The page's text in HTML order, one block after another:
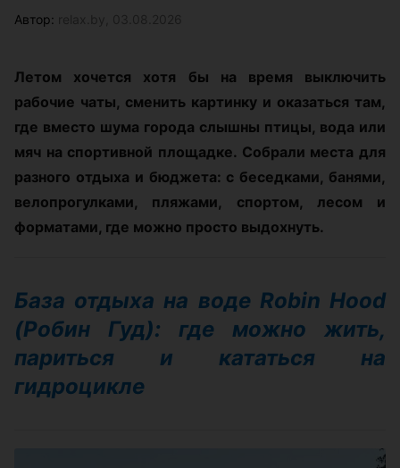
Автор:
Летом хочется хотя бы на время выключить
рабочие чаты, сменить картинку и оказаться там,
где вместо шума города слышны птицы, вода или
мяч на спортивной площадке. Собрали места для
разного отдыха и бюджета: с беседками, банями,
велопрогулками, пляжами, спортом, лесом и
форматами, где можно просто выдохнуть.
База отдыха на воде Robin Hood
(Робин Гуд): где можно жить,
париться и кататься на
гидроцикле